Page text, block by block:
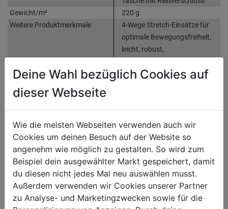
Gewicht/m²
220 g
Weitere Produktmerkmale
4-Wege Stretch-Einsätze für
optimale Bewegungsfreiheit,
leicht, robust,
trocknend, D-Ring, OEKO-TEX
Produktinformationen
Herstellerinformationen
Deine Wahl bezüglich Cookies auf
dieser Webseite
Wie die meisten Webseiten verwenden auch wir
Cookies um deinen Besuch auf der Website so
angenehm wie möglich zu gestalten. So wird zum
Beispiel dein ausgewählter Markt gespeichert, damit
du diesen nicht jedes Mal neu auswählen musst.
Außerdem verwenden wir Cookies unserer Partner
zu Analyse- und Marketingzwecken sowie für die